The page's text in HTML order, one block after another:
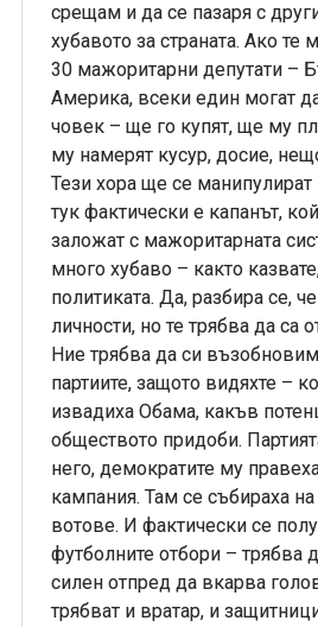
срещам и да се пазаря с
хубавото за страната. Ако те
30 мажоритарни депутати –
Америка, всеки един могат
човек – ще го купят, ще му
му намерят кусур, досие,
Тези хора ще се
тук фактически е капанът,
заложат с мажоритарната
много хубаво – както
политиката. Да, разбира се,
личности, но те трябва да са
Ние трябва да си
партиите, защото видяхте –
извадиха Обама, какъв
обществото придоби.
него, демократите му
кампания. Там се събираха
вотове. И фактически се
футболните отбори – трябва
силен отпред да вкарва
трябват и вратар, и